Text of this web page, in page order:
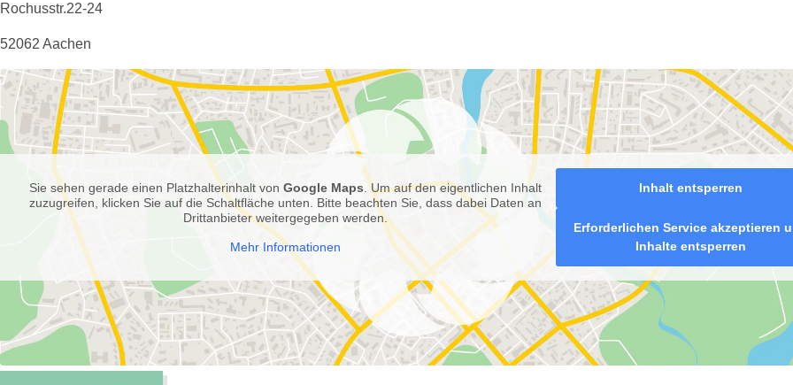
Rochusstr.22-24
52062 Aachen
Sie sehen gerade einen Platzhalterinhalt von Google Maps . Um auf den eigentlichen Inhalt
zuzugreifen, klicken Sie auf die Schaltfläche unten. Bitte beachten Sie, dass dabei Daten an
Drittanbieter weitergegeben werden.
Mehr Informationen
Inhalt entsperren
Erforderlichen Service akzeptieren
Inhalte entsperren